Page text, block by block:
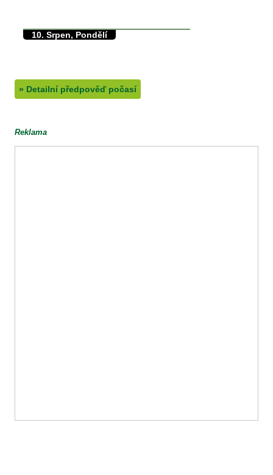
10. Srpen, Pondělí
» Detailní předpověď počasí
Reklama